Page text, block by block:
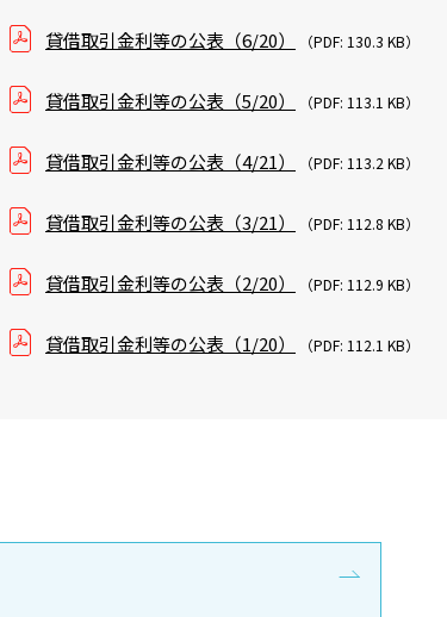
貸借取引金利等の公表（6/20） （PDF: 130.3 KB）
貸借取引金利等の公表（5/20） （PDF: 113.1 KB）
貸借取引金利等の公表（4/21） （PDF: 113.2 KB）
貸借取引金利等の公表（3/21） （PDF: 112.8 KB）
貸借取引金利等の公表（2/20） （PDF: 112.9 KB）
貸借取引金利等の公表（1/20） （PDF: 112.1 KB）